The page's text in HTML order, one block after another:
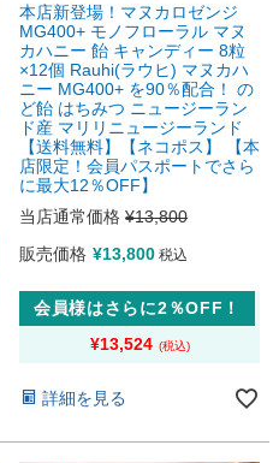
本店新登場！マヌカロゼンジ
MG400+ モノフローラル マヌ
カハニー 飴 キャンディー 8粒
×12個 Rauhi(ラウヒ) マヌカハ
ニー MG400+ を90％配合！ の
ど飴 はちみつ ニュージーラン
ド産 マリリニュージーランド
【送料無料】【ネコポス】 【本
店限定！会員パスポートでさら
に最大12％OFF】
当店通常価格 ¥13,800
販売価格 ¥13,800 税込
会員様はさらに2％OFF！
¥13,524
詳細を見る